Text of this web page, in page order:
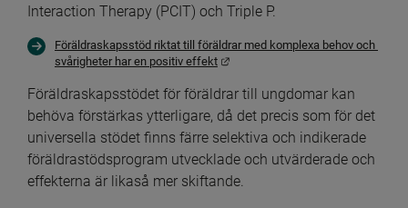
Interaction Therapy (PCIT) och Triple P.
Föräldraskapsstöd riktat till föräldrar med komplexa behov och
svårigheter har en positiv effekt
Föräldraskapsstödet för föräldrar till ungdomar kan
behöva förstärkas ytterligare, då det precis som för det
universella stödet finns färre selektiva och indikerade
föräldrastödsprogram utvecklade och utvärderade och
effekterna är likaså mer skiftande.